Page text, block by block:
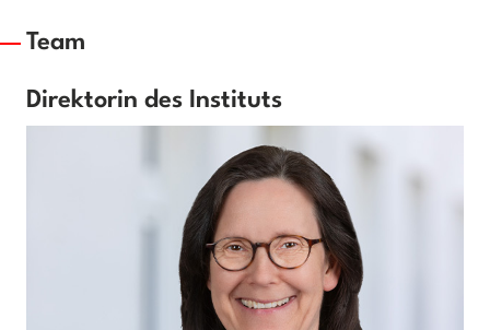
Team
Direktorin des Instituts